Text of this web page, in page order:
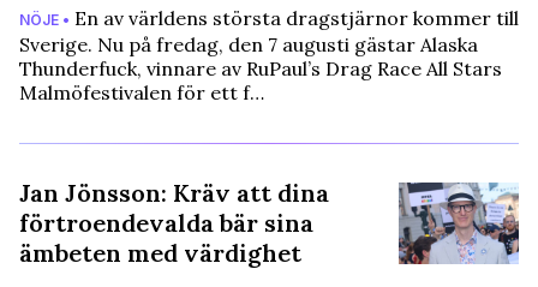
NÖJE • En av världens största dragstjärnor kommer till
Sverige. Nu på fredag, den 7 augusti gästar Alaska
Thunderfuck, vinnare av RuPaul’s Drag Race All Stars
Malmöfestivalen för ett f…
Jan Jönsson: Kräv att dina
förtroendevalda bär sina
ämbeten med värdighet